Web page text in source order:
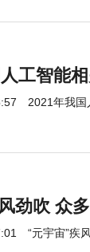
工智能
2021年我
劲吹 众
“元宇宙”疾